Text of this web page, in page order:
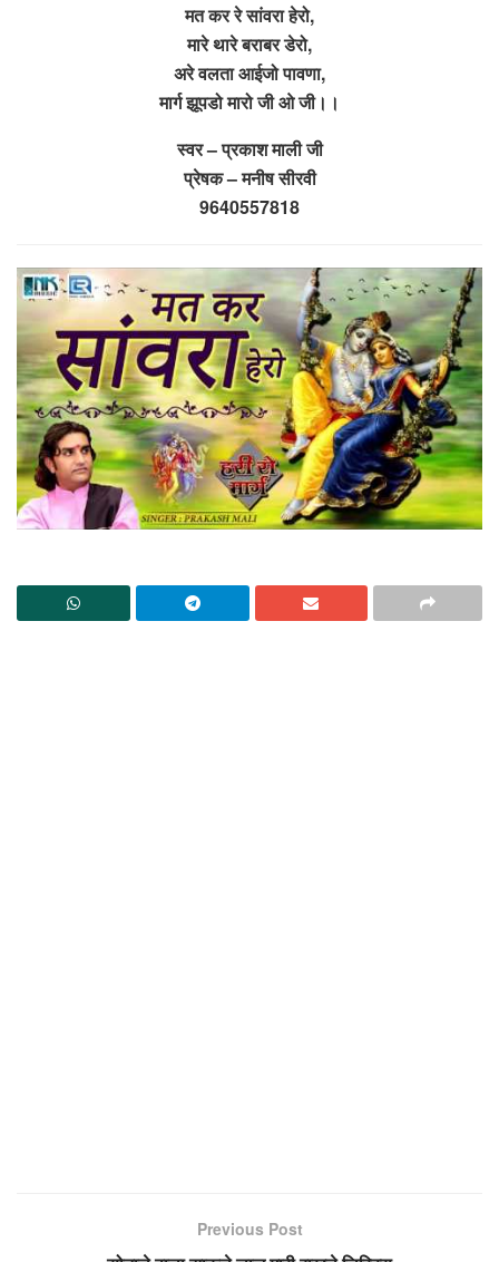
मत कर रे सांवरा हेरो,
मारे थारे बराबर डेरो,
अरे वलता आईजो पावणा,
मार्ग झूपडो मारो जी ओ जी।।
स्वर – प्रकाश माली जी
प्रेषक – मनीष सीरवी
9640557818
Previous Post